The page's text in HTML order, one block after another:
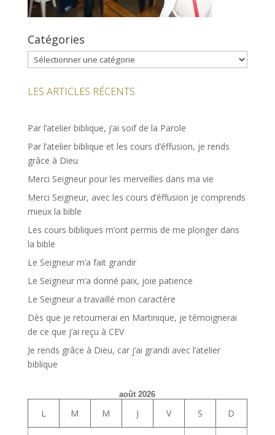
Catégories
Catégories
LES ARTICLES RÉCENTS
Par l’atelier biblique, j’ai soif de la Parole
Par l’atelier biblique et les cours d’éffusion, je rends
grâce à Dieu
Merci Seigneur pour les merveilles dans ma vie
Merci Seigneur, avec les cours d’éffusion je comprends
mieux la bible
Les cours bibliques m’ont permis de me plonger dans
la bible
Le Seigneur m’a fait grandir
Le Seigneur m’a donné paix, joie patience
Le Seigneur a travaillé mon caractère
Dès que je retournerai en Martinique, je témoignerai
de ce que j’ai reçu à CEV
Je rends grâce à Dieu, car j’ai grandi avec l’atelier
biblique
août 2026
L M M J V S D